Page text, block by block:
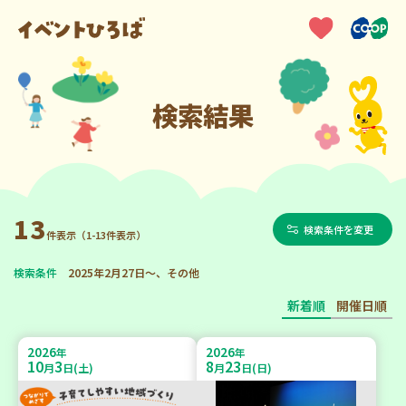
検索結果
13件表示（1-13件表示） 検索条件を変更
検索条件 2025年2月27日～、その他
新着順 開催日順
2026年
10月3日(土)
2026年
8月23日(日)